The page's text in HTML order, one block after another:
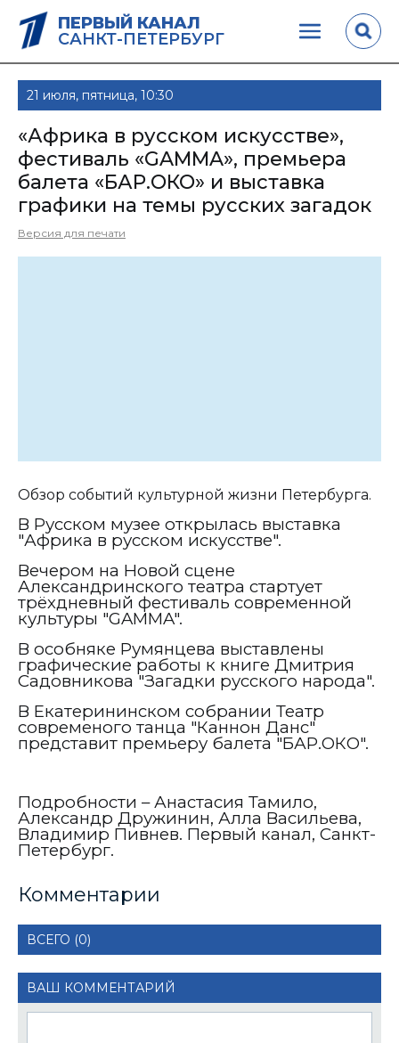
ПЕРВЫЙ КАНАЛ
САНКТ-ПЕТЕРБУРГ
21 июля, пятница, 10:30
«Африка в русском искусстве»,
фестиваль «GAMMA», премьера
балета «БАР.ОКО» и выставка
графики на темы русских загадок
Версия для печати
Обзор событий культурной жизни Петербурга.
В Русском музее открылась выставка
"Африка в русском искусстве".
Вечером на Новой сцене
Александринского театра стартует
трёхдневный фестиваль современной
культуры "GAMMA".
В особняке Румянцева выставлены
графические работы к книге Дмитрия
Садовникова "Загадки русского народа".
В Екатерининском собрании Театр
современого танца "Каннон Данс"
представит премьеру балета "БАР.ОКО".
Подробности – Анастасия Тамило,
Александр Дружинин, Алла Васильева,
Владимир Пивнев. Первый канал, Санкт-
Петербург.
Комментарии
ВСЕГО (0)
ВАШ КОММЕНТАРИЙ